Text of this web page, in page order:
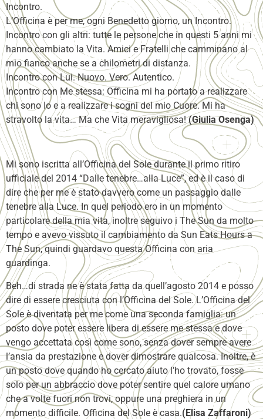
Incontro.
L’Officina è per me, ogni Benedetto giorno, un Incontro.
Incontro con gli altri: tutte le persone che in questi 5 anni mi
hanno cambiato la Vita. Amici e Fratelli che camminano al
mio fianco anche se a chilometri di distanza.
Incontro con Lui. Nuovo. Vero. Autentico.
Incontro con Me stessa: Officina mi ha portato a realizzare
chi sono Io e a realizzare i sogni del mio Cuore. Mi ha
stravolto la vita… Ma che Vita meravigliosa!(Giulia Osenga)
Mi sono iscritta all’Officina del Sole durante il primo ritiro
ufficiale del 2014 “Dalle tenebre…alla Luce”, ed è il caso di
dire che per me è stato davvero come un passaggio dalle
tenebre alla Luce. In quel periodo ero in un momento
particolare della mia vita, inoltre seguivo i The Sun da molto
tempo e avevo vissuto il cambiamento da Sun Eats Hours a
The Sun, quindi guardavo questa Officina con aria
guardinga.
Beh…di strada ne è stata fatta da quell’agosto 2014 e posso
dire di essere cresciuta con l’Officina del Sole. L’Officina del
Sole è diventata per me come una seconda famiglia: un
posto dove poter essere libera di essere me stessa e dove
vengo accettata così come sono, senza dover sempre avere
l’ansia da prestazione e dover dimostrare qualcosa. Inoltre, è
un posto dove quando ho cercato aiuto l’ho trovato, fosse
solo per un abbraccio dove poter sentire quel calore umano
che a volte fuori non trovi, oppure una preghiera in un
momento difficile. Officina del Sole è casa.(Elisa Zaffaroni)